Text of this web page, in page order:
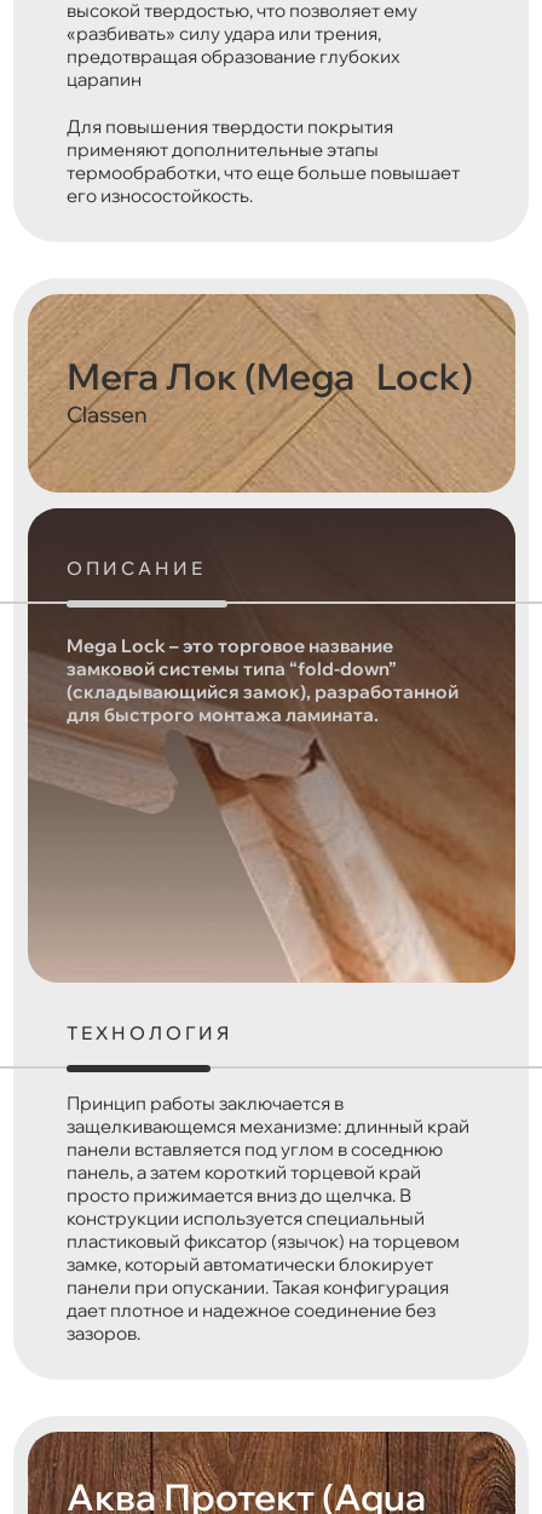
высокой твердостью, что позволяет ему
«разбивать» силу удара или трения,
предотвращая образование глубоких
царапин
Для повышения твердости покрытия
применяют дополнительные этапы
термообработки, что еще больше повышает
его износостойкость.
Мега Лок (Mega Lock)
Classen
ОПИСАНИЕ
Mega Lock – это торговое название
замковой системы типа “fold-down”
(складывающийся замок), разработанной
для быстрого монтажа ламината.
ТЕХНОЛОГИЯ
Принцип работы заключается в
защелкивающемся механизме: длинный край
панели вставляется под углом в соседнюю
панель, а затем короткий торцевой край
просто прижимается вниз до щелчка. В
конструкции используется специальный
пластиковый фиксатор (язычок) на торцевом
замке, который автоматически блокирует
панели при опускании. Такая конфигурация
дает плотное и надежное соединение без
зазоров.
Аква Протект (Aqua